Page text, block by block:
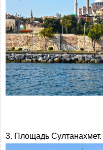
3. Площадь Султанахмет.